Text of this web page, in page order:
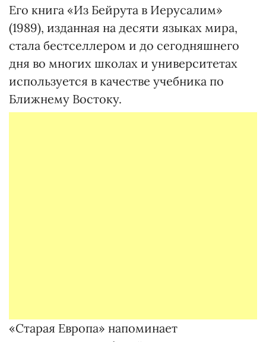
Его книга «Из Бейрута в Иерусалим»
(1989), изданная на десяти языках мира,
стала бестселлером и до сегодняшнего
дня во многих школах и университетах
используется в качестве учебника по
Ближнему Востоку.
«Старая Европа» напоминает